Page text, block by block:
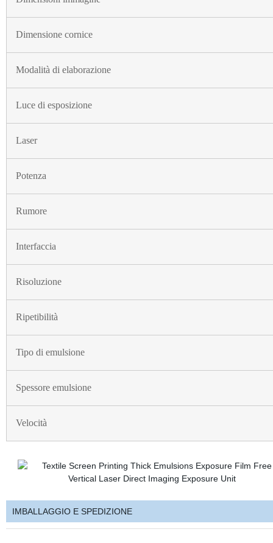
Dimensione cornice
Modalità di elaborazione
Luce di esposizione
Laser
Potenza
Rumore
Interfaccia
Risoluzione
Ripetibilità
Tipo di emulsione
Spessore emulsione
Velocità
IMBALLAGGIO E SPEDIZIONE